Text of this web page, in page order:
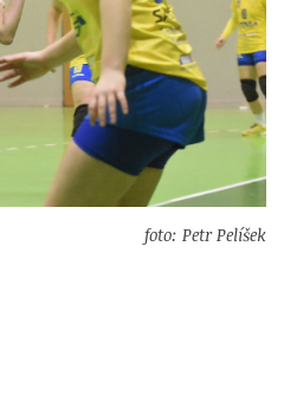
foto: Petr Pelíšek